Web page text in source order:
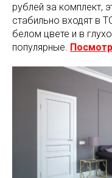
рублей за комплект,
стабильно входят в
белом цвете и в
популярные.